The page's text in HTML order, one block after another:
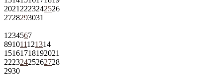
2021 2223242526
2728293031
1 234567
891011121314
15161718192021
22232425262728
2930